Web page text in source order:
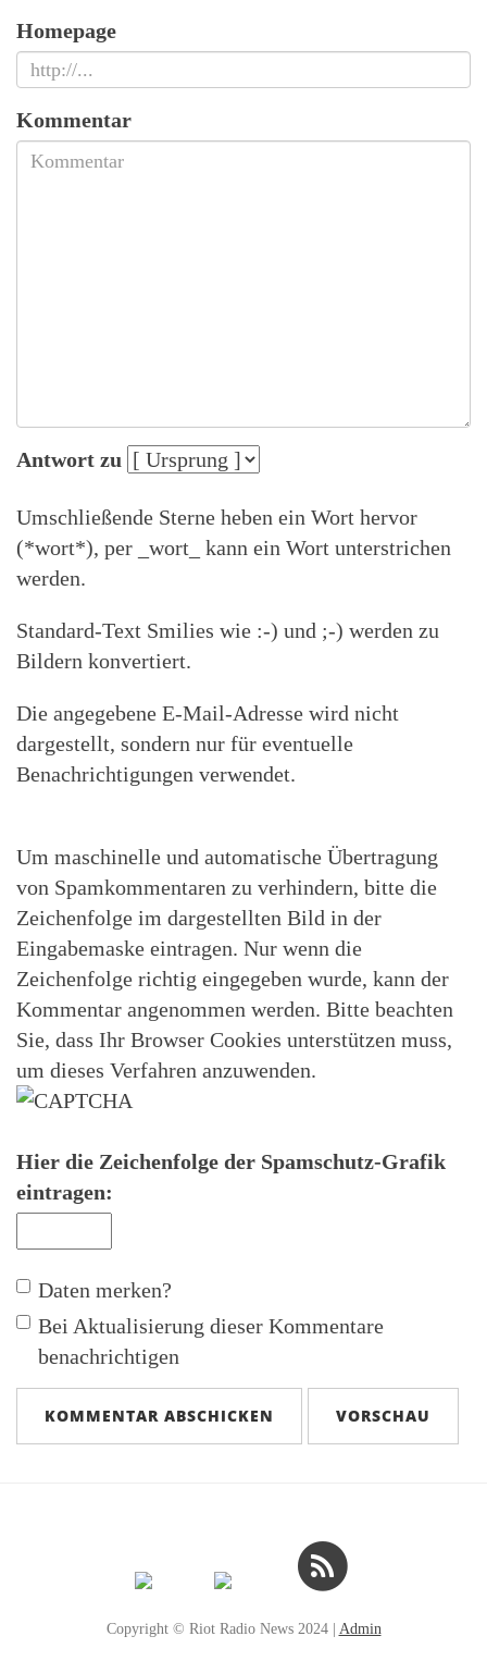
Homepage
Kommentar
Antwort zu
Umschließende Sterne heben ein Wort hervor
(*wort*), per _wort_ kann ein Wort unterstrichen
werden.
Standard-Text Smilies wie :-) und ;-) werden zu
Bildern konvertiert.
Die angegebene E-Mail-Adresse wird nicht
dargestellt, sondern nur für eventuelle
Benachrichtigungen verwendet.
Um maschinelle und automatische Übertragung
von Spamkommentaren zu verhindern, bitte die
Zeichenfolge im dargestellten Bild in der
Eingabemaske eintragen. Nur wenn die
Zeichenfolge richtig eingegeben wurde, kann der
Kommentar angenommen werden. Bitte beachten
Sie, dass Ihr Browser Cookies unterstützen muss,
um dieses Verfahren anzuwenden.
Hier die Zeichenfolge der Spamschutz-Grafik
eintragen:
Daten merken?
Bei Aktualisierung dieser Kommentare
benachrichtigen
Copyright © Riot Radio News 2024 | Admin